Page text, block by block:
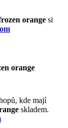
orange si
orange
kde mají
skladem.